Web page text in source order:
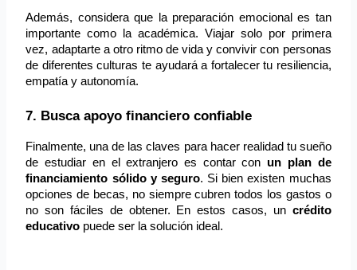
Además, considera que la preparación emocional es tan
importante como la académica. Viajar solo por primera
vez, adaptarte a otro ritmo de vida y convivir con personas
de diferentes culturas te ayudará a fortalecer tu resiliencia,
empatía y autonomía.
7. Busca apoyo financiero confiable
Finalmente, una de las claves para hacer realidad tu sueño
de estudiar en el extranjero es contar con un plan de
financiamiento sólido y seguro. Si bien existen muchas
opciones de becas, no siempre cubren todos los gastos o
no son fáciles de obtener. En estos casos, un crédito
educativo puede ser la solución ideal.